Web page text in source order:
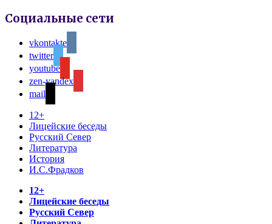
Социальные сети
vkontakte
twitter
youtube
zen-yandex
mail
12+
Лицейские беседы
Русский Север
Литература
История
И.С.Фрадков
12+
Лицейские беседы
Русский Север